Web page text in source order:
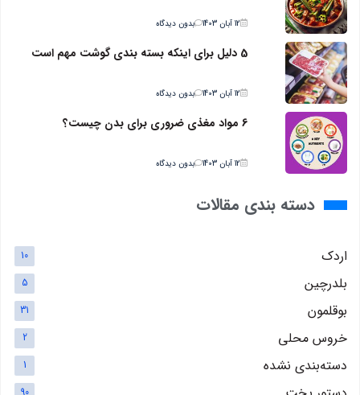
12 آبان 1403 بدون دیدگاه
5 دلیل برای اینکه بسته بندی گوشت مهم است
12 آبان 1403 بدون دیدگاه
6 مواد مغذی ضروری برای بدن چیست؟
12 آبان 1403 بدون دیدگاه
دسته بندی مقالات
اردک 10
بلدرچین 5
بوقلمون 31
خروس محلی 2
دسته‌بندی نشده 1